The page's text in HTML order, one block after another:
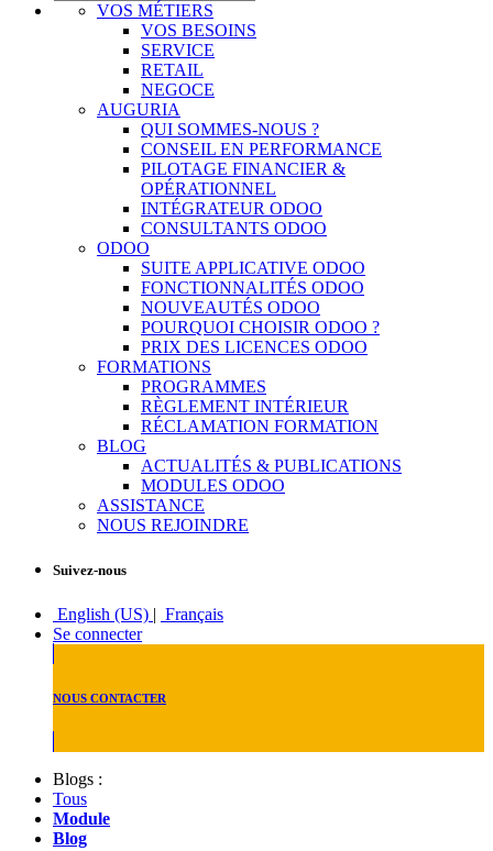
VOS MÉTIERS
VOS BESOINS
SERVICE
RETAIL
NEGOCE
AUGURIA
QUI SOMMES-NOUS ?
CONSEIL EN PERFORMANCE
PILOTAGE FINANCIER &
OPÉRATIONNEL
INTÉGRATEUR ODOO
CONSULTANTS ODOO
ODOO
SUITE APPLICATIVE ODOO
FONCTIONNALITÉS ODOO
NOUVEAUTÉS ODOO
POURQUOI CHOISIR ODOO ?
PRIX DES LICENCES ODOO
FORMATIONS
PROGRAMMES
RÈGLEMENT INTÉRIEUR
RÉCLAMATION FORMATION
BLOG
ACTUALITÉS & PUBLICATIONS
MODULES ODOO
ASSISTANCE
NOUS REJOINDRE
Suivez-nous
English (US) | Français
Se connecter
NOUS CONTACTER
Blogs :
Tous
Module
Blog